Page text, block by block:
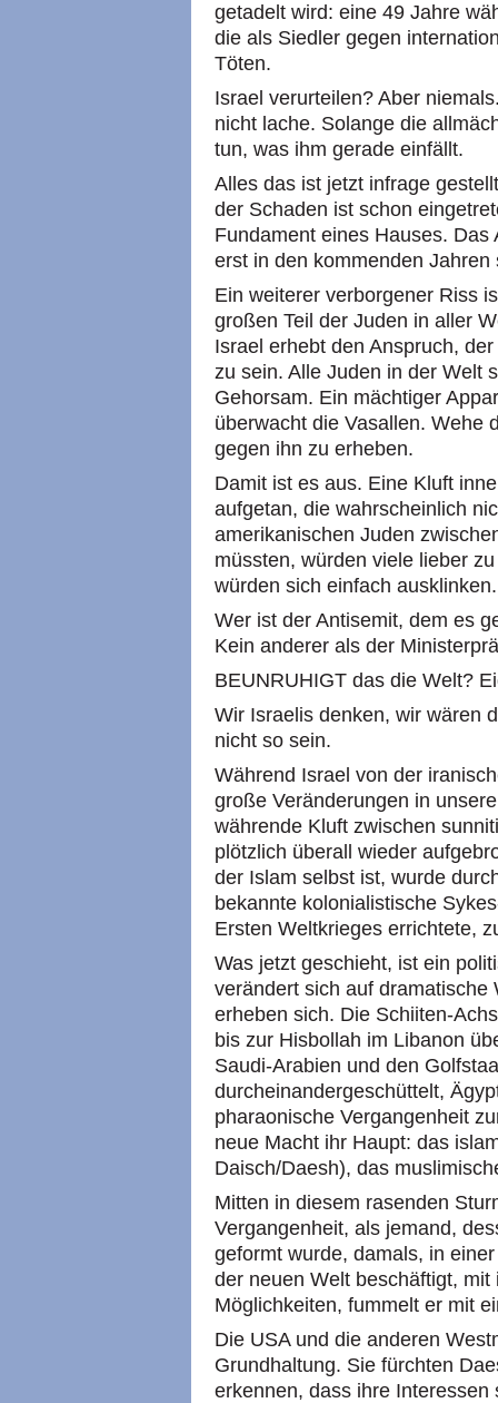
getadelt wird: eine 49 Jahre
die als Siedler gegen
Töten.
Israel verurteilen? Aber
nicht lache. Solange die
tun, was ihm gerade einfällt.
Alles das ist jetzt infrage
der Schaden ist schon
Fundament eines Hauses.
erst in den kommenden Jahren
Ein weiterer verborgener Riss
großen Teil der Juden in aller
Israel erhebt den Anspruch,
zu sein. Alle Juden in der Welt
Gehorsam. Ein mächtiger
überwacht die Vasallen. Wehe
gegen ihn zu erheben.
Damit ist es aus. Eine Kluft
aufgetan, die wahrscheinlich
amerikanischen Juden
müssten, würden viele lieber
würden sich einfach ausklinken.
Wer ist der Antisemit, dem es
Kein anderer als der
BEUNRUHIGT das die Welt?
Wir Israelis denken, wir wären
nicht so sein.
Während Israel von der
große Veränderungen in
währende Kluft zwischen
plötzlich überall wieder
der Islam selbst ist, wurde
bekannte kolonialistische
Ersten Weltkrieges errichtete,
Was jetzt geschieht, ist ein
verändert sich auf
erheben sich. Die Schiiten-
bis zur Hisbollah im Libanon
Saudi-Arabien und den
durcheinandergeschüttelt,
pharaonische Vergangenheit
neue Macht ihr Haupt: das
Daisch/Daesh), das
Mitten in diesem rasenden
Vergangenheit, als jemand,
geformt wurde, damals, in
der neuen Welt beschäftigt,
Möglichkeiten, fummelt er mit
Die USA und die anderen
Grundhaltung. Sie fürchten
erkennen, dass ihre